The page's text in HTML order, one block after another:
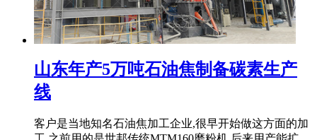
山东年产5万吨石油焦制备碳素生产
线
客户是当地知名石油焦加工企业,很早开始做这方面的加